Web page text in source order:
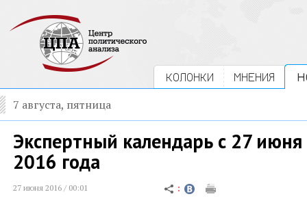
КОЛОНКИ МНЕНИЯ
7 августа, пятница
Экспертный календарь с 27
2016 года
27 июня 2016 / 00:01